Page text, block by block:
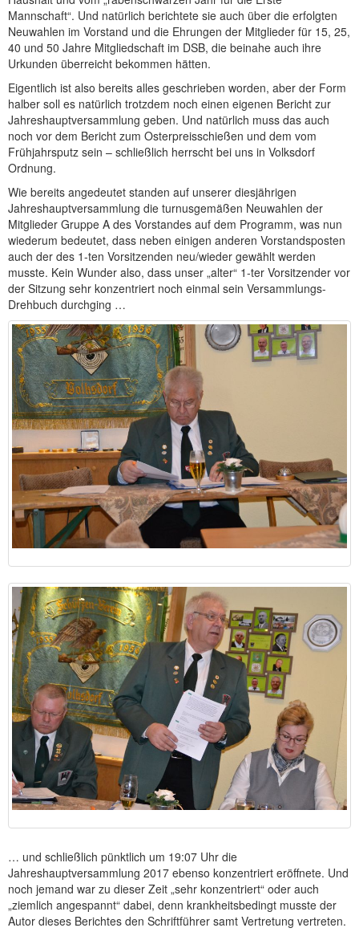
Mannschaft“. Und natürlich berichtete sie auch über die erfolgten
Neuwahlen im Vorstand und die Ehrungen der Mitglieder für 15, 25,
40 und 50 Jahre Mitgliedschaft im DSB, die beinahe auch ihre
Urkunden überreicht bekommen hätten.
Eigentlich ist also bereits alles geschrieben worden, aber der Form
halber soll es natürlich trotzdem noch einen eigenen Bericht zur
Jahreshauptversammlung geben. Und natürlich muss das auch
noch vor dem Bericht zum Osterpreisschießen und dem vom
Frühjahrsputz sein – schließlich herrscht bei uns in Volksdorf
Ordnung.
Wie bereits angedeutet standen auf unserer diesjährigen
Jahreshauptversammlung die turnusgemäßen Neuwahlen der
Mitglieder Gruppe A des Vorstandes auf dem Programm, was nun
wiederum bedeutet, dass neben einigen anderen Vorstandsposten
auch der des 1-ten Vorsitzenden neu/wieder gewählt werden
musste. Kein Wunder also, dass unser „alter“ 1-ter Vorsitzender vor
der Sitzung sehr konzentriert noch einmal sein Versammlungs-
Drehbuch durchging …
… und schließlich pünktlich um 19:07 Uhr die
Jahreshauptversammlung 2017 ebenso konzentriert eröffnete. Und
noch jemand war zu dieser Zeit „sehr konzentriert“ oder auch
„ziemlich angespannt“ dabei, denn krankheitsbedingt musste der
Autor dieses Berichtes den Schriftführer samt Vertretung vertreten.